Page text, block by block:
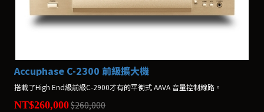
Accuphase C-2300 前級擴大機
搭載了High End級前級C-2900才有的平衡式 AAVA 音量控制線路。
NT$260,000$260,000